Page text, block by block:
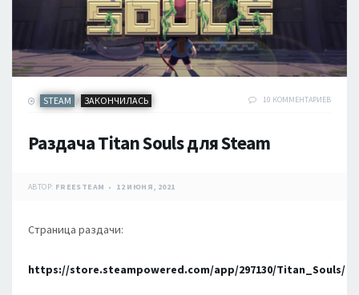
STEAM / ЗАКОНЧИЛАСЬ 10 КОММЕНТАРИЕВ
Раздача Titan Souls для Steam
АВТОР: FREESTEAM 12 ИЮНЯ, 2021
Страница раздачи:
https://store.steampowered.com/app/297130/Titan_Souls/